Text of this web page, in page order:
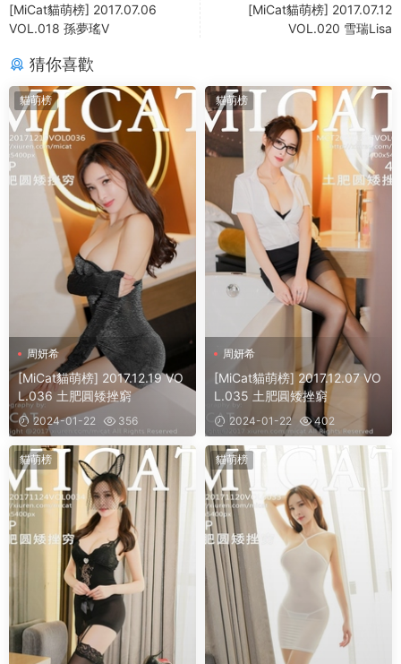
[MiCat貓萌榜] 2017.07.06
VOL.018 孫夢瑤V
[MiCat貓萌榜] 2017.07.12
VOL.020 雪瑞Lisa
猜你喜歡
貓萌榜
周妍希
[MiCat貓萌榜] 2017.12.19 VO
L.036 土肥圓矮挫窮
2024-01-22 356
貓萌榜
周妍希
[MiCat貓萌榜] 2017.12.07 VO
L.035 土肥圓矮挫窮
2024-01-22 402
貓萌榜 貓萌榜